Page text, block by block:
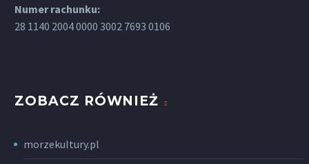
Numer rachunku:
28 1140 2004 0000 3002 7693 0106
ZOBACZ RÓWNIEŻ
morzekultury.pl